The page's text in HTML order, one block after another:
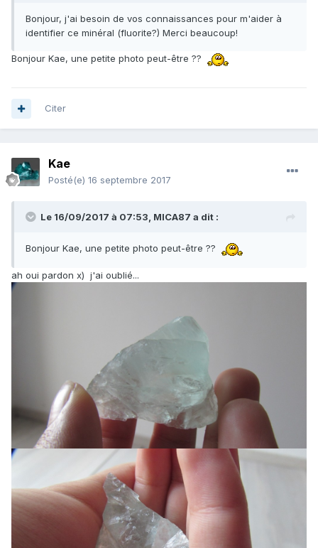
Bonjour, j'ai besoin de vos connaissances pour m'aider à
identifier ce minéral (fluorite?) Merci beaucoup!
Bonjour Kae, une petite photo peut-être ??
Citer
Kae
Posté(e) 16 septembre 2017
Le 16/09/2017 à 07:53, MICA87 a dit :
Bonjour Kae, une petite photo peut-être ??
ah oui pardon x) j'ai oublié...